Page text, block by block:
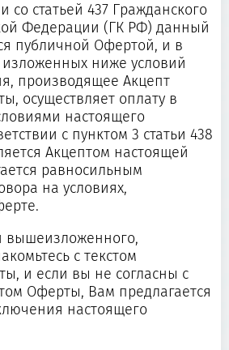
со статьей 437 Гражданского
Федерации (ГК РФ) данный
публичной Офертой, и в
ниже условий
производящее Акцепт
осуществляет оплату в
настоящего
с пунктом 3 статьи 438
Акцептом настоящей
равносильным
на условиях,
вышеизложенного,
с текстом
и если вы не согласны с
Оферты, Вам предлагается
настоящего